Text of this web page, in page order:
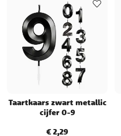
Taartkaars zwart metallic
cijfer 0-9
Prijs :€ 2,29
€ 2,29